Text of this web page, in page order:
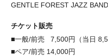
GENTLE FOREST JAZZ BAND
チケット販売
■一般/前売 7,500円（当日
■ペア/前売 14,000円